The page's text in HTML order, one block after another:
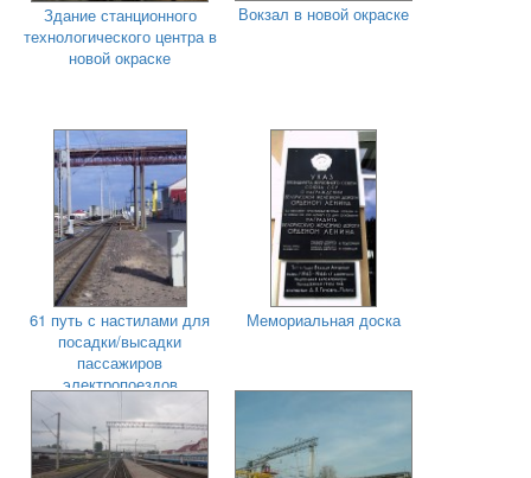
Здание станционного
технологического центра в
новой окраске
Вокзал в новой окраске
61 путь с настилами для
посадки/высадки
пассажиров
электропоездов
Мемориальная доска